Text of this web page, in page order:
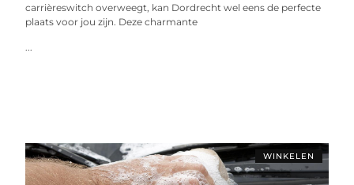
carrièreswitch overweegt, kan Dordrecht wel eens de perfecte
plaats voor jou zijn. Deze charmante
...
WINKELEN